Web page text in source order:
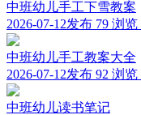
中班幼儿手工下雪教案
2026-07-12发布 79 浏览
中班幼儿手工教案大全
2026-07-12发布 92 浏览
中班幼儿读书笔记